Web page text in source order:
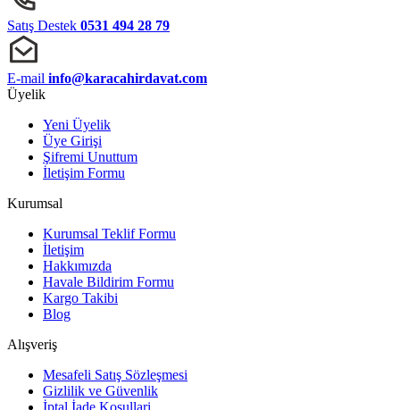
Satış Destek 0531 494 28 79
E-mail info@karacahirdavat.com
Üyelik
Yeni Üyelik
Üye Girişi
Şifremi Unuttum
İletişim Formu
Kurumsal
Kurumsal Teklif Formu
İletişim
Hakkımızda
Havale Bildirim Formu
Kargo Takibi
Blog
Alışveriş
Mesafeli Satış Sözleşmesi
Gizlilik ve Güvenlik
İptal İade Koşullari